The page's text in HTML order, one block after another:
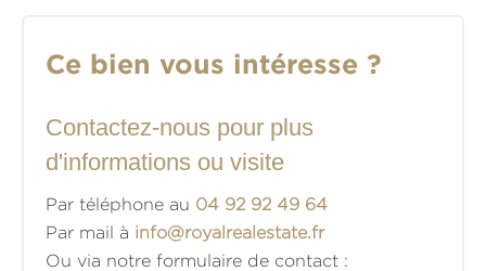
Ce bien vous intéresse ?
Contactez-nous pour plus
d'informations ou visite
Par téléphone au 04 92 92 49 64
Par mail à info@royalrealestate.fr
Ou via notre formulaire de contact :